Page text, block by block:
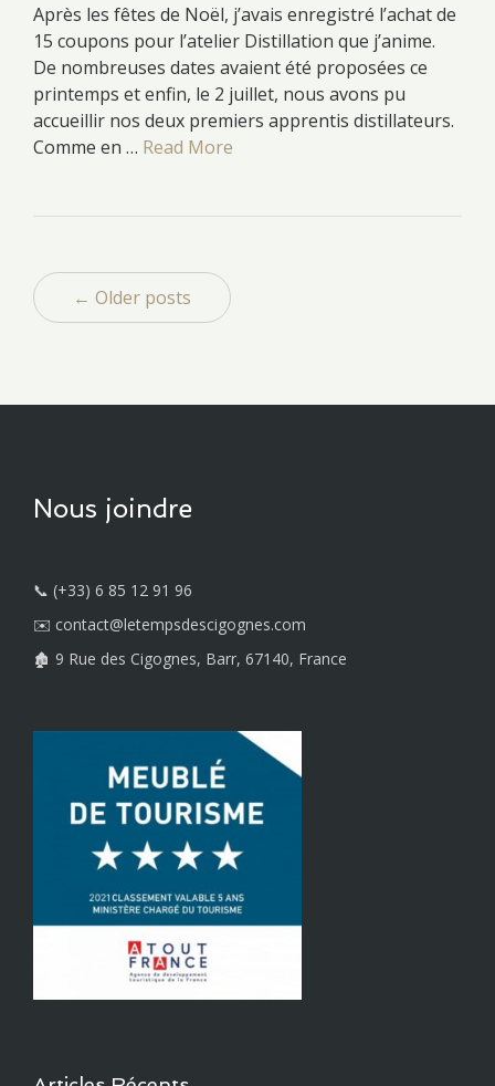
Après les fêtes de Noël, j’avais enregistré l’achat de
15 coupons pour l’atelier Distillation que j’anime.
De nombreuses dates avaient été proposées ce
printemps et enfin, le 2 juillet, nous avons pu
accueillir nos deux premiers apprentis distillateurs.
Comme en … Read More
← Older posts
Nous joindre
📞 (+33) 6 85 12 91 96
✉️ contact@letempsdescigognes.com
🏚️ 9 Rue des Cigognes, Barr, 67140, France